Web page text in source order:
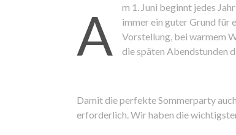
A
m 1. Juni beginnt jedes
immer ein guter Grund für
Vorstellung, bei warmem
die späten Abendstunden
Damit die perfekte Sommerparty
erforderlich. Wir haben die